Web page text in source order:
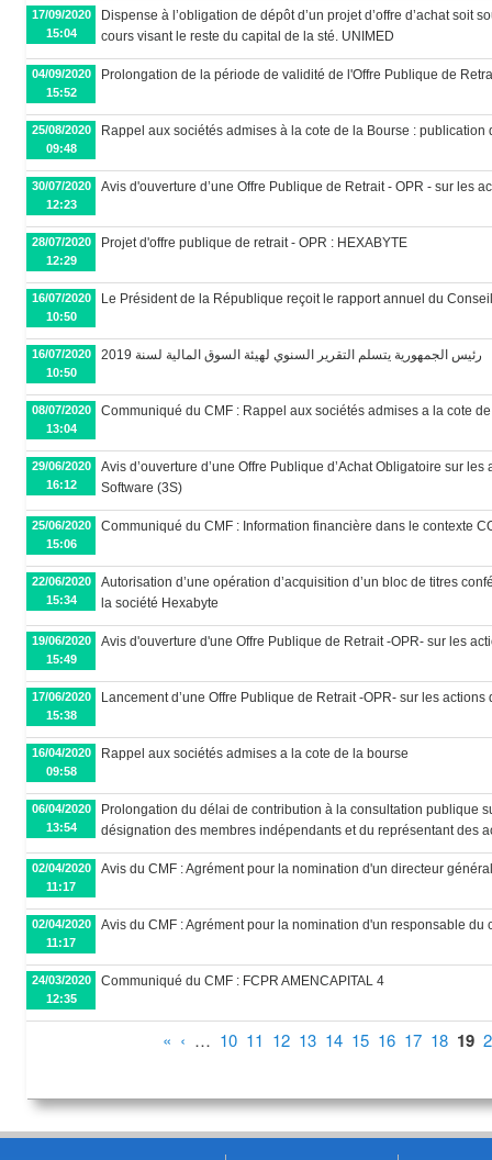
17/09/2020
15:04
Dispense à l’obligation de dépôt d’un projet d’offre d’achat soit
cours visant le reste du capital de la sté. UNIMED
04/09/2020
15:52
Prolongation de la période de validité de l'Offre Publique de
25/08/2020
09:48
Rappel aux sociétés admises à la cote de la Bourse :
30/07/2020
12:23
Avis d'ouverture d’une Offre Publique de Retrait - OPR - sur les
28/07/2020
12:29
Projet d'offre publique de retrait - OPR : HEXABYTE
16/07/2020
10:50
Le Président de la République reçoit le rapport annuel du
16/07/2020
10:50
20رئيس الجمھورية يتسلم التقرير السنوي لھيئة السوق المالية لسنة 19
08/07/2020
13:04
Communiqué du CMF : Rappel aux sociétés admises a la cote
29/06/2020
16:12
Avis d’ouverture d’une Offre Publique d’Achat Obligatoire sur
Software (3S)
25/06/2020
15:06
Communiqué du CMF : Information financière dans le contexte
22/06/2020
15:34
Autorisation d’une opération d’acquisition d’un bloc de titres
la société Hexabyte
19/06/2020
15:49
Avis d'ouverture d'une Offre Publique de Retrait -OPR- sur les
17/06/2020
15:38
Lancement d’une Offre Publique de Retrait -OPR- sur les
16/04/2020
09:58
Rappel aux sociétés admises a la cote de la bourse
06/04/2020
13:54
Prolongation du délai de contribution à la consultation publique
désignation des membres indépendants et du représentant des
02/04/2020
11:17
Avis du CMF : Agrément pour la nomination d'un directeur général
02/04/2020
11:17
Avis du CMF : Agrément pour la nomination d'un responsable du
24/03/2020
12:35
Communiqué du CMF : FCPR AMENCAPITAL 4
« ‹ … 10 11 12 13 14 15 16 17 18 19